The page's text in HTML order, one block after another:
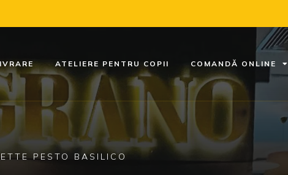
ATELIERE PENTRU COPII COMANDĂ ONLINE
PESTO BASILICO